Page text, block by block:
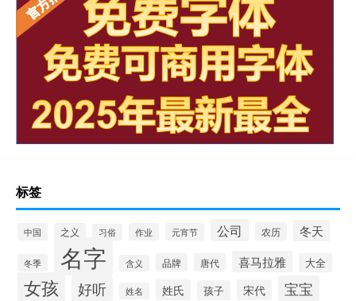
标签
中国 之义 习俗 作业 元宵节 公司 农历 冬天
冬季 名字 含义 品牌 唐代 喜马拉雅 大全
女孩 好听 姓名 姓氏 孩子 宋代 宝宝